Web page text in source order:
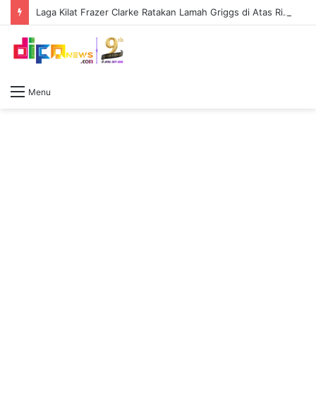
Laga Kilat Frazer Clarke Ratakan Lamah Griggs di Atas Ring First Direct Arena
Menu